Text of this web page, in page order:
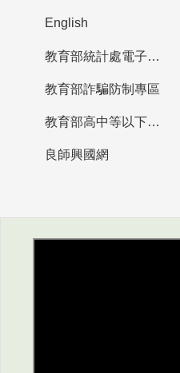
English
教育部統計處電子書櫃
教育部詐騙防制專區
教育部高中等以下學校及幼兒園教師資格檢定考試
良師興國網